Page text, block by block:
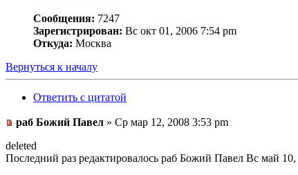
Сообщения: 7247
Зарегистрирован: Вс окт 01, 2006 7:54 pm
Откуда: Москва
Вернуться к началу
Ответить с цитатой
раб Божий Павел » Ср мар 12, 2008 3:53 pm
deleted
Последний раз редактировалось раб Божий Павел Вс май 10,